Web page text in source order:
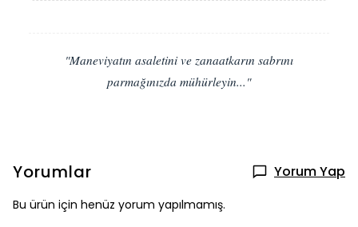
"Maneviyatın asaletini ve zanaatkarın sabrını
parmağınızda mühürleyin..."
Yorumlar Yorum Yap
Bu ürün için henüz yorum yapılmamış.